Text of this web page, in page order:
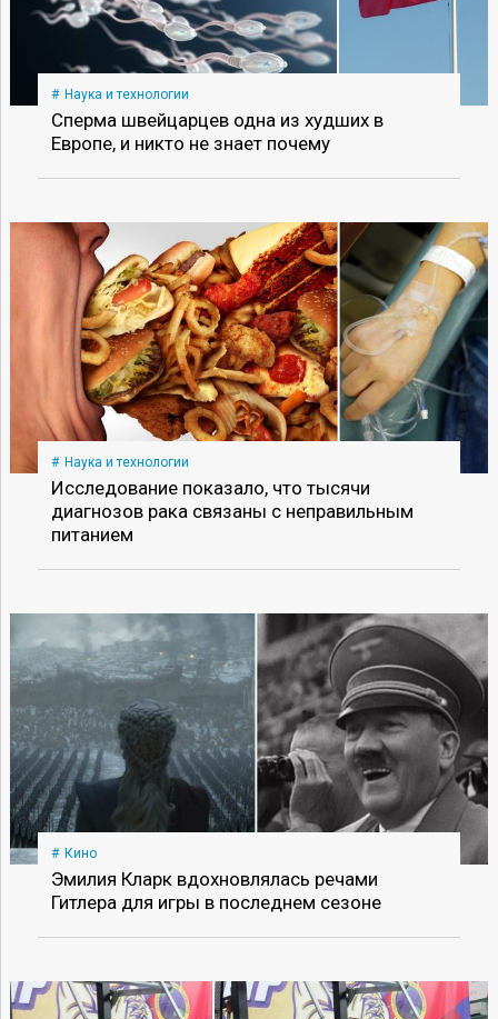
Наука и технологии
Сперма швейцарцев одна из худших в
Европе, и никто не знает почему
Наука и технологии
Исследование показало, что тысячи
диагнозов рака связаны с неправильным
питанием
Кино
Эмилия Кларк вдохновлялась речами
Гитлера для игры в последнем сезоне